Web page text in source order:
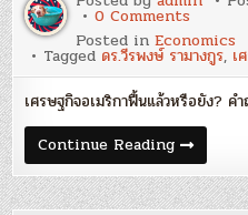
0 Comments
“เศรษฐกิจ
อเมริกา
ยัง
จะ
ลง
ต่อ
ไป”
–
ดร.วี
รพงษ์
รา
มา
Posted inEconomics
Tagged ดร.วีรพงษ์ รามางกูร, เ
เศรษฐกิจอเมริกาฟื้นแล้วหรือยัง? ค
Continue Reading“เศรษฐกิจ
อเมริกา
ยัง
จะ
ลง